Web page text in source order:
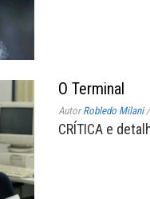
O Terminal
AutorRobledo Milani /
CRÍTICA e